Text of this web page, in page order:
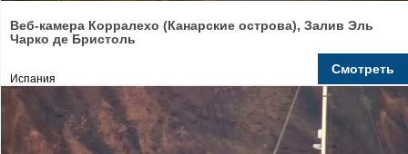
Веб-камера Корралехо (Канарские острова), Залив Эль
Чарко де Бристоль
Испания
Смотреть